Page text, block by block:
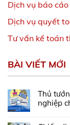
Dịch vụ báo
Dịch vụ quyết
Tư vấn kế toán
BÀI VIẾT MỚI
Thủ
nghiệp